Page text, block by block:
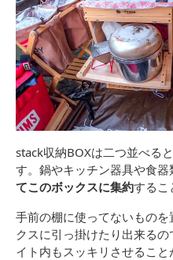
stack収納BOXは二つ並べる
す。鍋やキッチン器具や食器
てこのボックスに集約するこ
手前の棚に使ってないもの
クスに引っ掛けたり出来る
イト内もスッキリさせること